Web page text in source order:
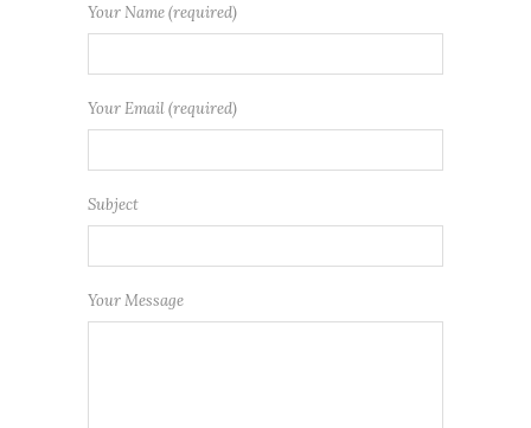
Your Name (required)
Your Email (required)
Subject
Your Message